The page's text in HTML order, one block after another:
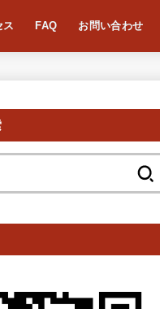
ス FAQ お問い合わせ